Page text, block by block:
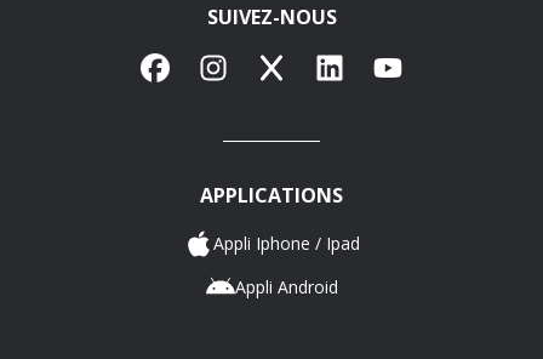
SUIVEZ-NOUS
FacebookInstagram
X LinkedInYouTube
APPLICATIONS
Appli Iphone / Ipad
Appli Android